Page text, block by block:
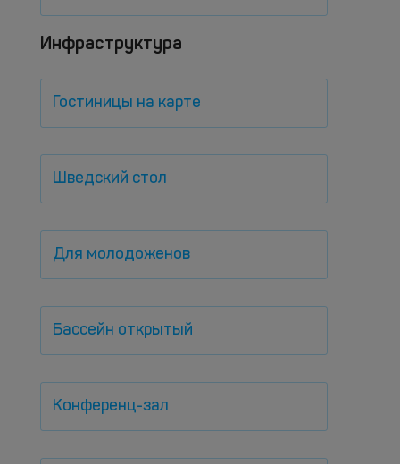
Инфраструктура
Гостиницы на карте
Шведский стол
Для молодоженов
Бассейн открытый
Конференц-зал